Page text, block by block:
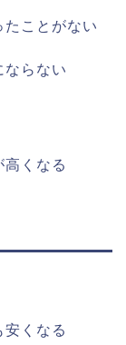
ことがない
ならない
くなる
くなる